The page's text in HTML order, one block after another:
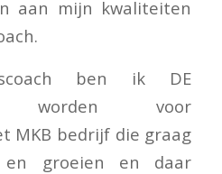
aan mijn kwaliteiten
ben ik DE
worden voor
MKB bedrijf die graag
en groeien en daar